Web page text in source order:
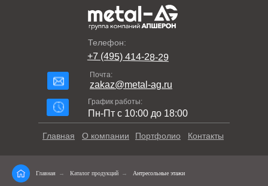
Телефон:
+7 (495) 414-28-29
Почта:
zakaz@metal-ag.ru
График работы:
Пн-Пт с 10:00 до 18:00
Контакты
Портфолио
О компании
Главная
Главная → Каталог продукций → Антресольные этажи